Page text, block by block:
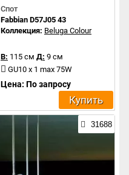
Спот
Fabbian D57J05 43
Коллекция: Beluga Colour
В: 115 см Д: 9 см
GU10 x 1 max 75W
Цена: По запросу
Купить
31688